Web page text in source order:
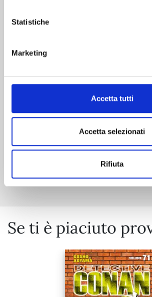
Statistiche
Marketing
Accetta tutti
Accetta selezionati
Rifiuta
Mostra tutto
Se ti è piaciuto